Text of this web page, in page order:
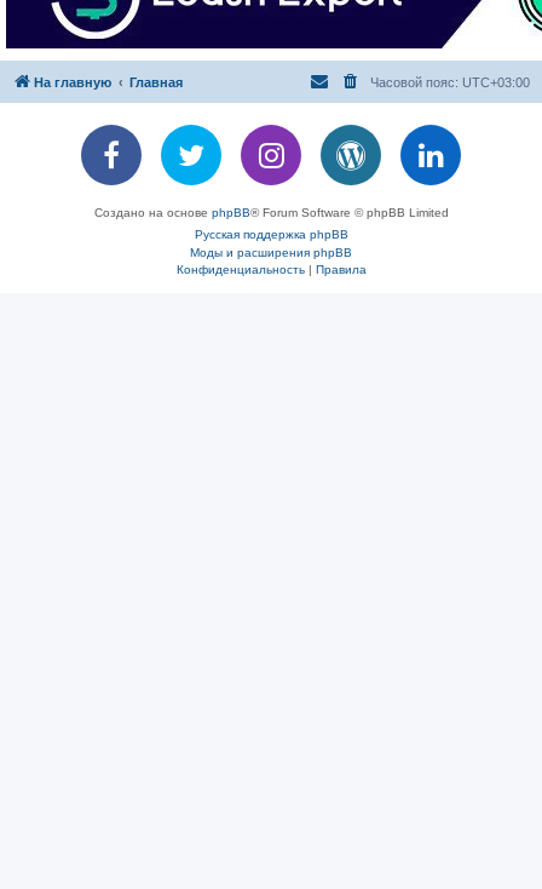
На главную Главная Часовой пояс: UTC+03:00
Создано на основе phpBB® Forum Software © phpBB Limited
Русская поддержка phpBB
Моды и расширения phpBB
Конфиденциальность| Правила